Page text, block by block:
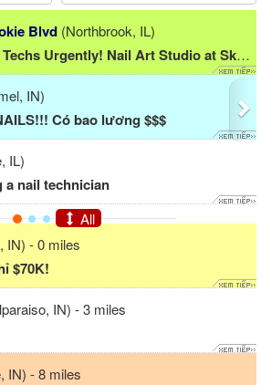
All
Rosy Nail & Spa(Dekalb, IL)
CẦN THỢ NAIL !!!
Nq Nails
Cần thợ Nails gấp gấp !!!!
A Nails
CẦN TUYỂN THỢ NAIL GẤP GẤP
IN) - 0 miles
$70K!
IN) - 3 miles
IN) - 8 miles